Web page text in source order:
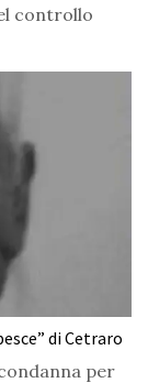
controllo
di Cetraro
per